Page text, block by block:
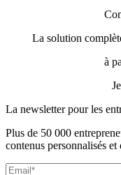
La solution
à
La newsletter pour les
Plus de 50 000
contenus personnalisés